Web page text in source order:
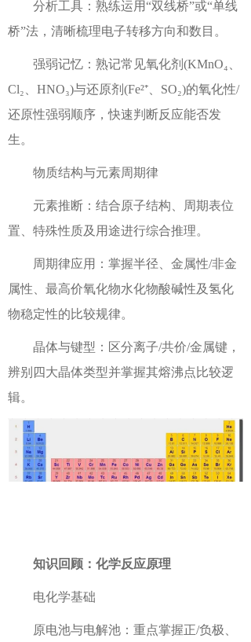
分析工具：熟练运用“双线桥”或“单线
桥”法，清晰梳理电子转移方向和数目。
强弱记忆：熟记常见氧化剂(KMnO₄、
Cl₂、HNO₃)与还原剂(Fe²⁺、SO₂)的氧化性/
还原性强弱顺序，快速判断反应能否发
生。
物质结构与元素周期律
元素推断：结合原子结构、周期表位
置、特殊性质及用途进行综合推理。
周期律应用：掌握半径、金属性/非金
属性、最高价氧化物水化物酸碱性及氢化
物稳定性的比较规律。
晶体与键型：区分离子/共价/金属键，
辨别四大晶体类型并掌握其熔沸点比较逻
辑。
知识回顾：化学反应原理
电化学基础
原电池与电解池：重点掌握正/负极、